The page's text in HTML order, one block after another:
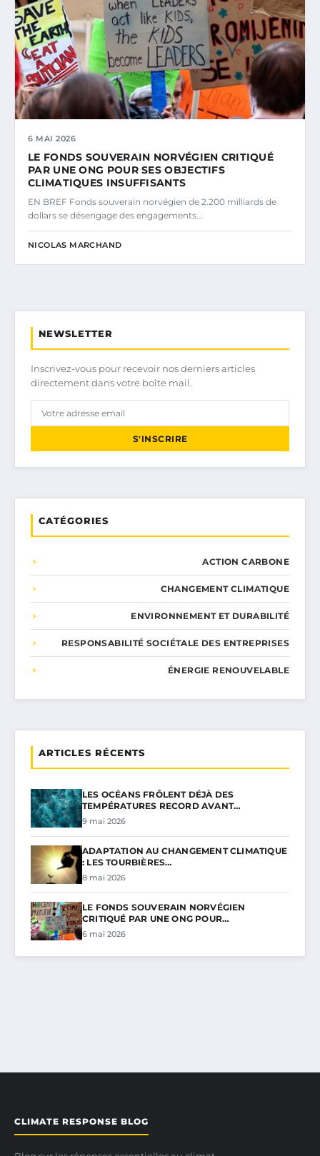
6 MAI 2026
LE FONDS SOUVERAIN NORVÉGIEN CRITIQUÉ
PAR UNE ONG POUR SES OBJECTIFS
CLIMATIQUES INSUFFISANTS
EN BREF Fonds souverain norvégien de 2.200 milliards de
dollars se désengage des engagements…
NICOLAS MARCHAND
NEWSLETTER
Inscrivez-vous pour recevoir nos derniers articles
directement dans votre boîte mail.
S'INSCRIRE
CATÉGORIES
ACTION CARBONE
CHANGEMENT CLIMATIQUE
ENVIRONNEMENT ET DURABILITÉ
RESPONSABILITÉ SOCIÉTALE DES ENTREPRISES
ÉNERGIE RENOUVELABLE
ARTICLES RÉCENTS
LES OCÉANS FRÔLENT DÉJÀ DES
TEMPÉRATURES RECORD AVANT…
9 mai 2026
ADAPTATION AU CHANGEMENT CLIMATIQUE
: LES TOURBIÈRES…
8 mai 2026
LE FONDS SOUVERAIN NORVÉGIEN
CRITIQUÉ PAR UNE ONG POUR…
6 mai 2026
CLIMATE RESPONSE BLOG